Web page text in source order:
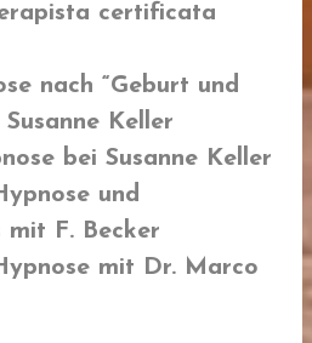
certificata
nach “Geburt und
Keller
bei Susanne Keller
und
mit F. Becker
mit Dr. Marco